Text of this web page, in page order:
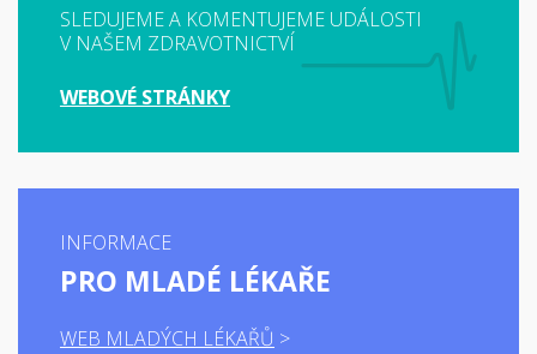
SLEDUJEME A KOMENTUJEME UDÁLOSTI
V NAŠEM ZDRAVOTNICTVÍ
WEBOVÉ STRÁNKY
INFORMACE
PRO MLADÉ LÉKAŘE
WEB MLADÝCH LÉKAŘŮ